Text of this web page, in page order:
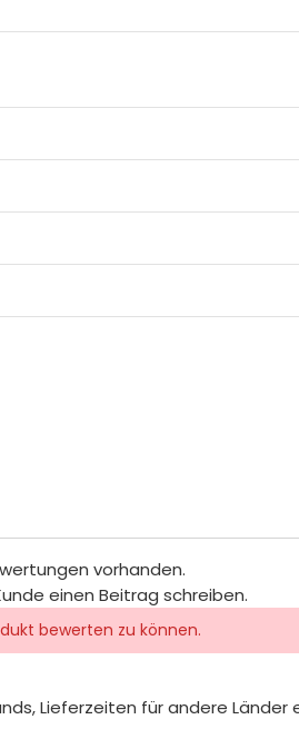
vorhanden.
einen Beitrag schreiben.
bewerten zu können.
Lieferzeiten für andere